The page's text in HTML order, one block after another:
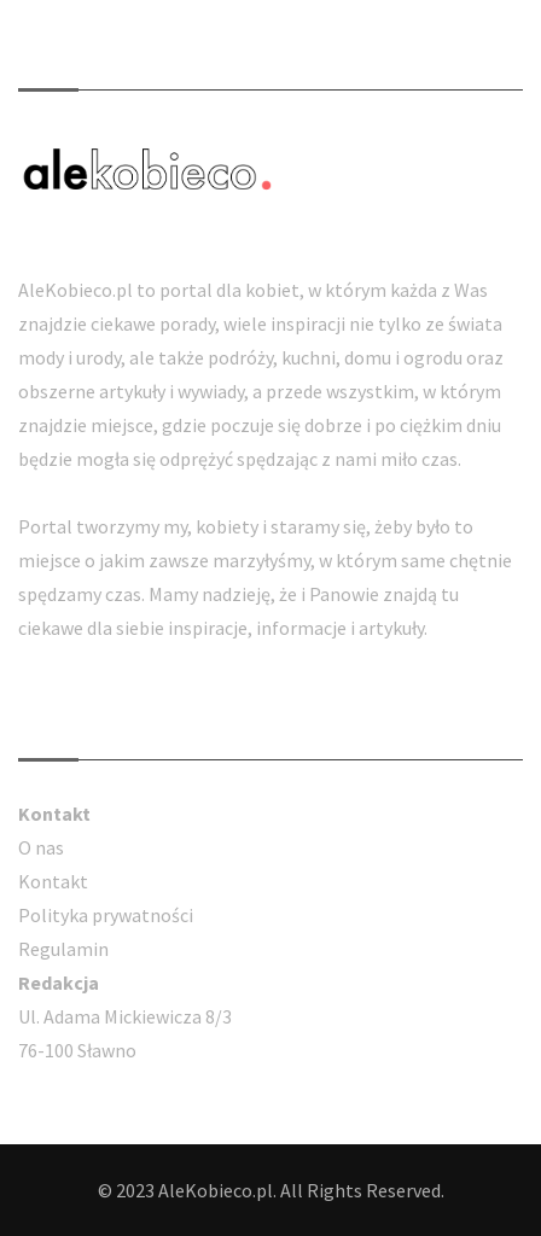
AleKobieco.pl to portal dla kobiet, w którym każda z Was
znajdzie ciekawe porady, wiele inspiracji nie tylko ze świata
mody i urody, ale także podróży, kuchni, domu i ogrodu oraz
obszerne artykuły i wywiady, a przede wszystkim, w którym
znajdzie miejsce, gdzie poczuje się dobrze i po ciężkim dniu
będzie mogła się odprężyć spędzając z nami miło czas.
Portal tworzymy my, kobiety i staramy się, żeby było to
miejsce o jakim zawsze marzyłyśmy, w którym same chętnie
spędzamy czas. Mamy nadzieję, że i Panowie znajdą tu
ciekawe dla siebie inspiracje, informacje i artykuły.
Kontakt
O nas
Kontakt
Polityka prywatności
Regulamin
Redakcja
Ul. Adama Mickiewicza 8/3
76-100 Sławno
© 2023 AleKobieco.pl. All Rights Reserved.